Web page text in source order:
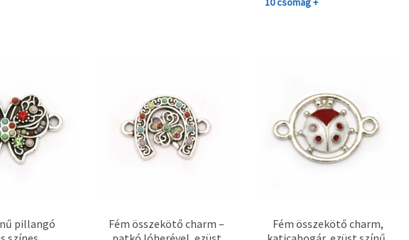
pillangó
Fém összekötő charm –
Fém összekötő charm,